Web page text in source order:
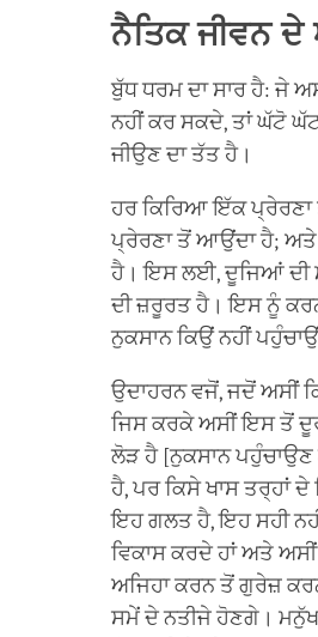
ਨੈਤਿਕ ਜੀਵਨ ਦੇ
ਬੁੱਧ ਧਰਮ ਦਾ ਸਾਰ ਹੈ: ਜੇ
ਨਹੀਂ ਕਰ ਸਕਦੇ, ਤਾਂ ਘੱਟੋ
ਜੀਉਣ ਦਾ ਤੱਤ ਹੈ।
ਹਰ ਕਿਰਿਆ ਇੱਕ
ਪ੍ਰੇਰਣਾ ਤੋਂ ਆਉਂਦਾ ਹੈ; ਅਤੇ
ਹੈ। ਇਸ ਲਈ, ਦੂਜਿਆਂ ਦੀ
ਦੀ ਜ਼ਰੂਰਤ ਹੈ। ਇਸ ਨੂੰ
ਨੁਕਸਾਨ ਕਿਉਂ ਨਹੀਂ
ਉਦਾਹਰਨ ਵਜੋਂ, ਜਦੋਂ ਅਸੀਂ
ਜਿਸ ਕਰਕੇ ਅਸੀਂ ਇਸ ਤੋਂ
ਲੋੜ ਹੈ [ਨੁਕਸਾਨ ਪਹੁੰਚਾਉਣ
ਹੈ, ਪਰ ਕਿਸੇ ਖਾਸ ਤਰ੍ਹਾਂ ਦੇ
ਇਹ ਗਲਤ ਹੈ, ਇਹ ਸਹੀ
ਵਿਕਾਸ ਕਰਦੇ ਹਾਂ ਅਤੇ
ਅਜਿਹਾ ਕਰਨ ਤੋਂ ਗੁਰੇਜ਼
ਸਮੇਂ ਦੇ ਨਤੀਜੇ ਹੋਣਗੇ। ਮਨੁੱਖ